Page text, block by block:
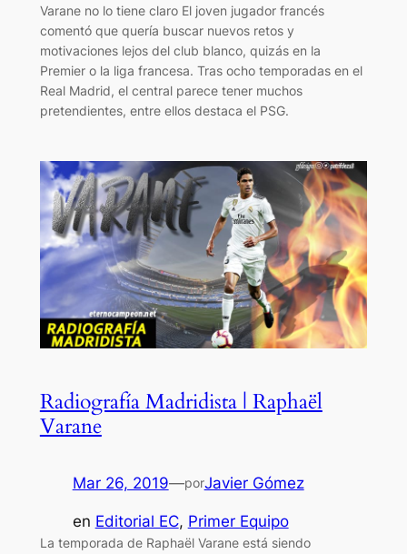
Varane no lo tiene claro El joven jugador francés
comentó que quería buscar nuevos retos y
motivaciones lejos del club blanco, quizás en la
Premier o la liga francesa. Tras ocho temporadas en el
Real Madrid, el central parece tener muchos
pretendientes, entre ellos destaca el PSG.
Radiografía Madridista | Raphaël
Varane
Mar 26, 2019—porJavier Gómez
en Editorial EC, Primer Equipo
La temporada de Raphaël Varane está siendo